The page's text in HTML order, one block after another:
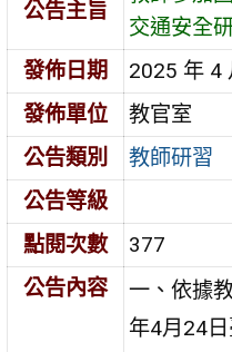
公告主旨
交通安全
發佈日期
2025 年 4
發佈單位
教官室
公告類別
教師研習
公告等級
點閱次數
377
公告內容
一、依據
年4月24